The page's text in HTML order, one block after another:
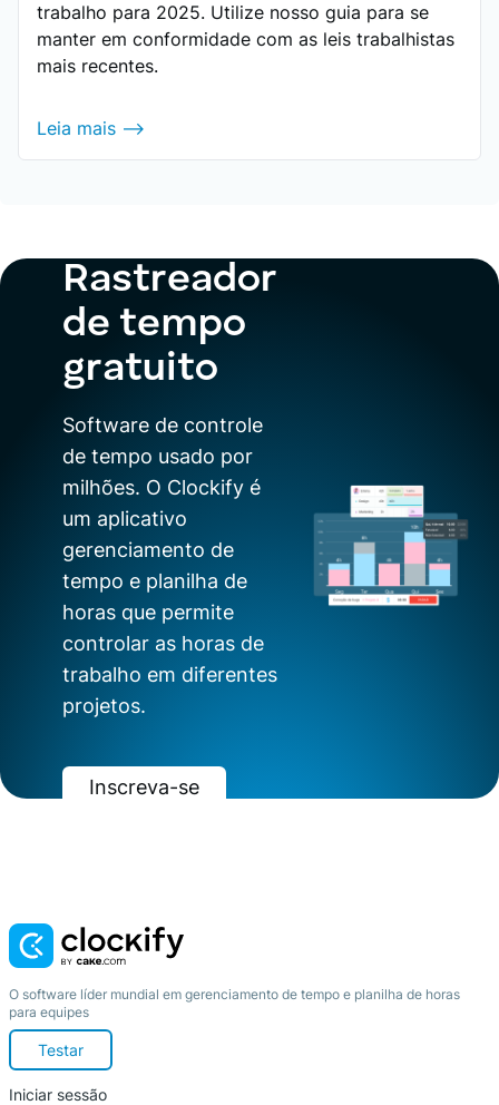
trabalho para 2025. Utilize nosso guia para se
manter em conformidade com as leis trabalhistas
mais recentes.
Leia mais ⟶
Rastreador
de tempo
gratuito
Software de controle
de tempo usado por
milhões. O Clockify é
um aplicativo
gerenciamento de
tempo e planilha de
horas que permite
controlar as horas de
trabalho em diferentes
projetos.
Inscreva-se
O software líder mundial em gerenciamento de tempo e planilha de horas
para equipes
Testar
Iniciar sessão